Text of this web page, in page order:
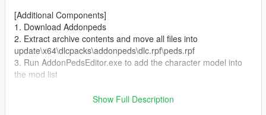
[Additional Components]
1. Download Addonpeds
2. Extract archive contents and move all files into
update\x64\dlcpacks\addonpeds\dlc.rpf\peds.rpf
3. Run AddonPedsEditor.exe to add the character model into
the mod list
Author and producer: laoxiguaShow Full Description